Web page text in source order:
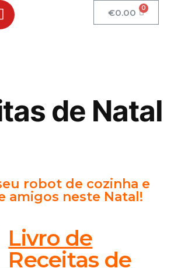
€0.00
de Natal
robot de cozinha e
amigos neste Natal!
Livro de
Receitas de